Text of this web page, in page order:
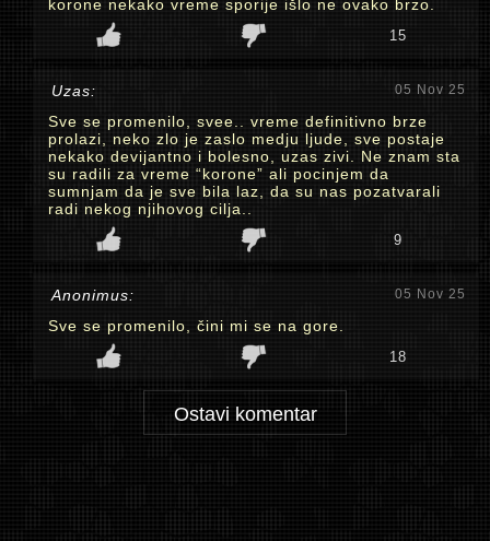
korone nekako vreme sporije išlo ne ovako brzo.
15
Uzas: 05 Nov 25
Sve se promenilo, svee.. vreme definitivno brze
prolazi, neko zlo je zaslo medju ljude, sve postaje
nekako devijantno i bolesno, uzas zivi. Ne znam sta
su radili za vreme “korone” ali pocinjem da
sumnjam da je sve bila laz, da su nas pozatvarali
radi nekog njihovog cilja..
9
Anonimus: 05 Nov 25
Sve se promenilo, čini mi se na gore.
18
Ostavi komentar